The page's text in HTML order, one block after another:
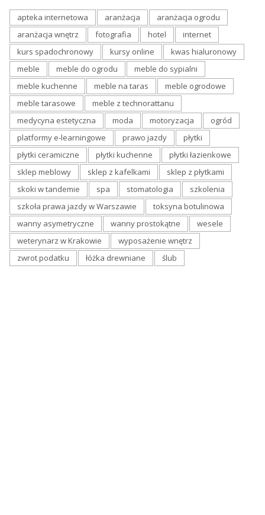
apteka internetowa aranżacja
aranżacja ogrodu
aranżacja wnętrz
fotografia hotel
internet
kurs spadochronowy
kursy online
kwas hialuronowy
meble
meble do ogrodu
meble do sypialni
meble kuchenne
meble na taras
meble ogrodowe
meble tarasowe
meble z technorattanu
medycyna estetyczna
moda motoryzacja
ogród
platformy e-learningowe
prawo jazdy
płytki
płytki ceramiczne
płytki kuchenne
płytki łazienkowe
sklep meblowy
sklep z kafelkami
sklep z płytkami
skoki w tandemie
spa stomatologia
szkolenia
szkoła prawa jazdy w Warszawie
toksyna botulinowa
wanny asymetryczne
wanny prostokątne
wesele
weterynarz w Krakowie
wyposażenie wnętrz
zwrot podatku
łóżka drewniane ślub